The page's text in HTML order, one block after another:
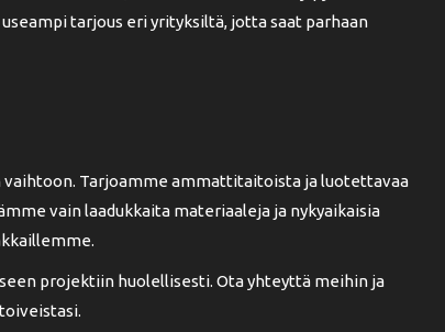
tarjous eri yrityksiltä, jotta saat parhaan
Tarjoamme ammattitaitoista ja luotettavaa
vain laadukkaita materiaaleja ja nykyaikaisia
projektiin huolellisesti. Ota yhteyttä meihin ja